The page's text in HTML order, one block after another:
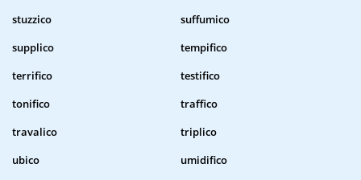
stuzzico
suffumico
supplico
tempifico
terrifico
testifico
tonifico
traffico
travalico
triplico
ubico
umidifico